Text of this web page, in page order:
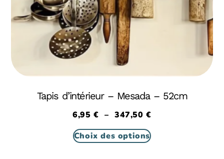
Tapis d’intérieur – Mesada – 52cm
6,95€ – 347,50€
Choix des options